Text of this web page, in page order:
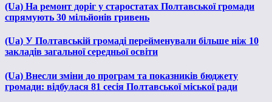
(Ua) На ремонт доріг у старостатах Полтавської громади
спрямують 30 мільйонів гривень
(Ua) У Полтавській громаді перейменували більше ніж 10
закладів загальної середньої освіти
(Ua) Внесли зміни до програм та показників бюджету
громади: відбулася 81 сесія Полтавської міської ради